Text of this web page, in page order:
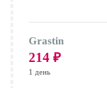
Grastin
214 ₽
1 день